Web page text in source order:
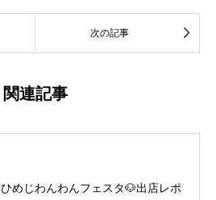
次の記事 
関連記事
ひめじわんわんフェスタ🐶出店レポ